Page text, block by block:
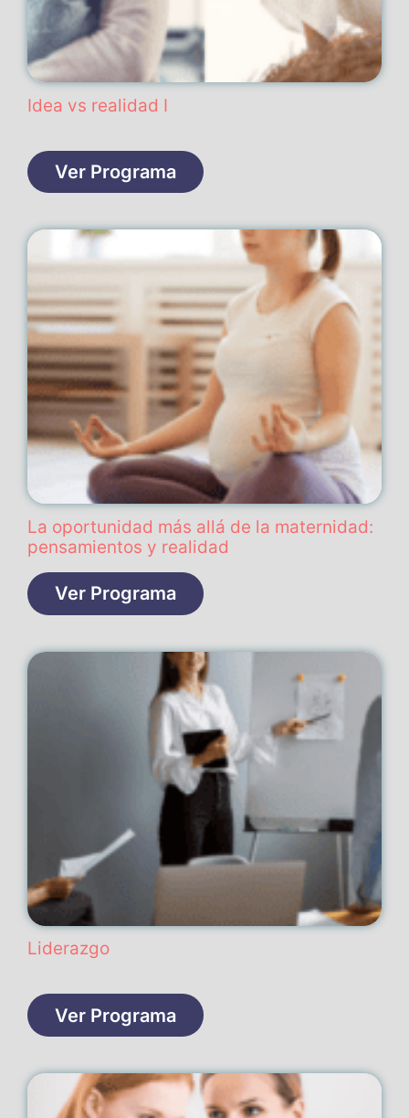
Idea vs realidad I
Ver Programa
La oportunidad más allá de la maternidad:
pensamientos y realidad
Ver Programa
Liderazgo
Ver Programa